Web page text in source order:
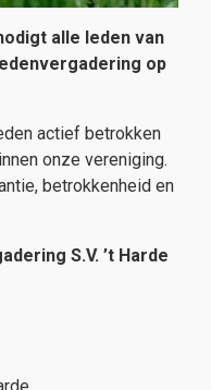
alle leden van
op
actief betrokken
onze vereniging.
betrokkenheid en
S.V. ’t Harde